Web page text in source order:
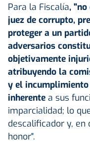
Para la Fiscalía, "no
juez de corrupto,
proteger a un
adversarios
objetivamente
atribuyendo la
y el incumplimiento
inherente a sus
imparcialidad; lo
descalificador y, en
honor".